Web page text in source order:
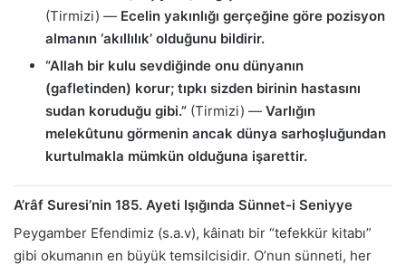
(Tirmizi) — Ecelin yakınlığı gerçeğine göre pozisyon
almanın ‘akıllılık’ olduğunu bildirir.
“Allah bir kulu sevdiğinde onu dünyanın
(gafletinden) korur; tıpkı sizden birinin hastasını
sudan koruduğu gibi.” (Tirmizi) — Varlığın
melekûtunu görmenin ancak dünya sarhoşluğundan
kurtulmakla mümkün olduğuna işarettir.
A’râf Suresi’nin 185. Ayeti Işığında Sünnet-i Seniyye
Peygamber Efendimiz (s.a.v), kâinatı bir “tefekkür kitabı”
gibi okumanın en büyük temsilcisidir. O’nun sünneti, her